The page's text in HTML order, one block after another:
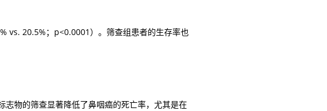
vs. 20.5%；p<0.0001）。筛查组患者的生存率也
志物的筛查显著降低了鼻咽癌的死亡率，尤其是在